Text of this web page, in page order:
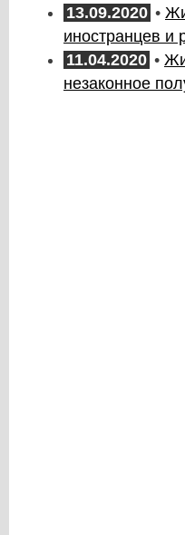
13.09.2020 •
иностранцев и
11.04.2020 •
незаконное